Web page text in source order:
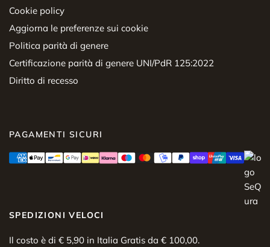
Cookie policy
Aggiorna le preferenze sui cookie
Politica parità di genere
Certificazione parità di genere UNI/PdR 125:2022
Diritto di recesso
PAGAMENTI SICURI
SPEDIZIONI VELOCI
Il costo è di € 5,90 in Italia Gratis da € 100,00.